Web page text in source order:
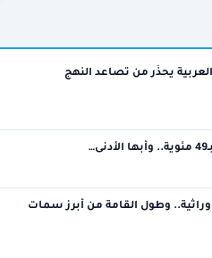
يحذّر من تصاعد النهج
وطول القامة من أبرز سمات